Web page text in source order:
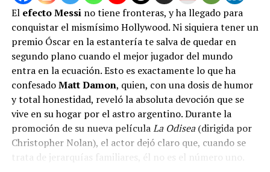
Furia en Europa y un peligroso
precedente
La indignación en el viejo continente no se ha hecho
esperar. La Real Federación Belga de Fútbol emitió un
comunicado oficial expresando su absoluto «asombro» y
denunciando que la FIFA actuó en abierta contradicción
con sus propios estatutos y las directrices entregadas a
las selecciones. Los asesores legales de Bélgica ya se
encuentran investigando todas las vías jurídicas
posibles para impugnar esta insólita habilitación,
El efecto Messino tiene fronteras, y ha llegado para
conquistar el mismísimo Hollywood. Ni siquiera tener un
premio Óscar en la estantería te salva de quedar en
segundo plano cuando el mejor jugador del mundo
entra en la ecuación. Esto es exactamente lo que ha
confesadoMatt Damon, quien, con una dosis de humor
y total honestidad, reveló la absoluta devoción que se
vive en su hogar por el astro argentino. Durante la
promoción de su nueva películaLa Odisea(dirigida por
Christopher Nolan), el actor dejó claro que, cuando se
trata de jerarquías familiares, él no es el número uno.